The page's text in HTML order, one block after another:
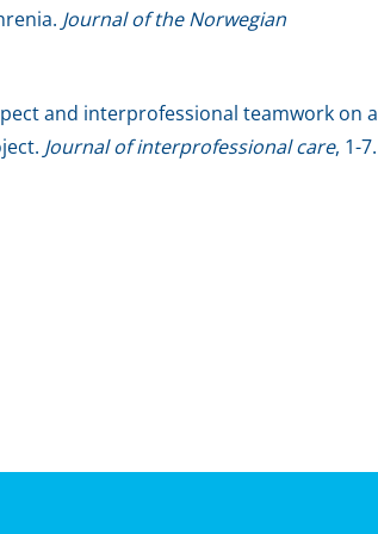
Journal of the Norwegian
and interprofessional teamwork on a
Journal of interprofessional care, 1-7.